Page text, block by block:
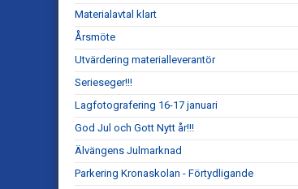
Materialavtal klart
Årsmöte
Utvärdering materialleverantör
Serieseger!!!
Lagfotografering 16-17 januari
God Jul och Gott Nytt år!!!
Älvängens Julmarknad
Parkering Kronaskolan - Förtydligande